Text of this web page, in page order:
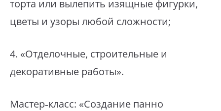
торта или вылепить изящные фигурки,
цветы и узоры любой сложности;
⁣4. «Отделочные, строительные и
декоративные работы».
⁣Мастер‑класс: «Создание панно